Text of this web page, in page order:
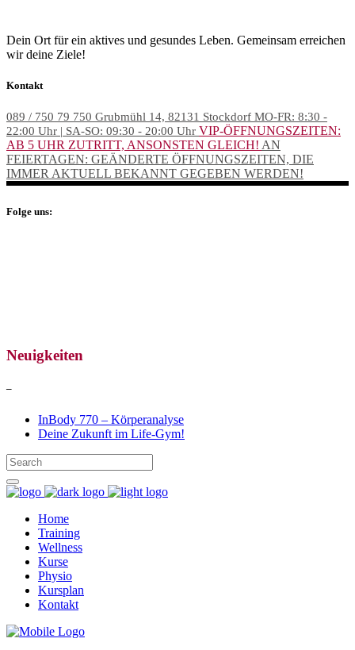
Dein Ort für ein aktives und gesundes Leben. Gemeinsam erreichen
wir deine Ziele!
Kontakt
089 / 750 79 750 Grubmühl 14, 82131 Stockdorf MO-FR: 8:30 -
22:00 Uhr | SA-SO: 09:30 - 20:00 Uhr VIP-ÖFFNUNGSZEITEN:
AB 5 UHR ZUTRITT, ANSONSTEN GLEICH! AN
FEIERTAGEN: GEÄNDERTE ÖFFNUNGSZEITEN, DIE
IMMER AKTUELL BEKANNT GEGEBEN WERDEN!
Folge uns:
Neuigkeiten
–
InBody 770 – Körperanalyse
Deine Zukunft im Life-Gym!
Home
Training
Wellness
Kurse
Physio
Kursplan
Kontakt